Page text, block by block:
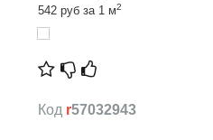
542 руб за 1 м2
Код r57032943